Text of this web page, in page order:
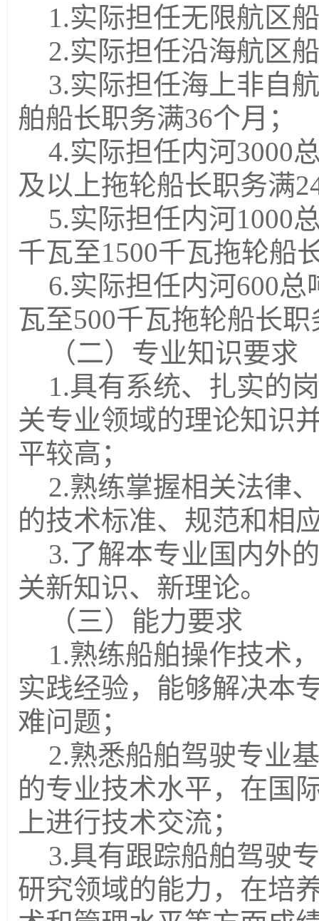
1.实际担任无限航区
2.实际担任沿海航区
3.实际担任海上非自
舶船长职务满36个月；
4.实际担任内河3000
及以上拖轮船长职务满
5.实际担任内河1000
千瓦至1500千瓦拖轮船
6.实际担任内河600总
瓦至500千瓦拖轮船长
（二）专业知识要求
1.具有系统、扎实的
关专业领域的理论知识
平较高；
2.熟练掌握相关法律
的技术标准、规范和相
3.了解本专业国内外
关新知识、新理论。
（三）能力要求
1.熟练船舶操作技术
实践经验，能够解决本
难问题；
2.熟悉船舶驾驶专业
的专业技术水平，在国
上进行技术交流；
3.具有跟踪船舶驾驶
研究领域的能力，在培